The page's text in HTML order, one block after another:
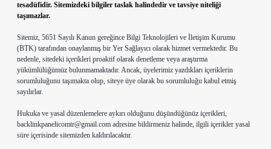
tesadüfidir. Sitemizdeki bilgiler taslak halindedir ve tavsiye niteliği
taşımazlar.
Sitemiz, 5651 Sayılı Kanun gereğince Bilgi Teknolojileri ve İletişim Kurumu
(BTK) tarafından onaylanmış bir Yer Sağlayıcı olarak hizmet vermektedir. Bu
nedenle, sitedeki içerikleri proaktif olarak denetleme veya araştırma
yükümlülüğümüz bulunmamaktadır. Ancak, üyelerimiz yazdıkları içeriklerin
sorumluluğunu taşımakta olup, siteye üye olarak bu sorumluluğu kabul etmiş
sayılırlar.
Hukuka ve yasal düzenlemelere aykırı olduğunu düşündüğünüz içerikleri,
backlinkpanelicomtr@gmail.com adresine bildirmeniz halinde, ilgili içerikler yasal
süre içerisinde sitemizden kaldırılacaktır.